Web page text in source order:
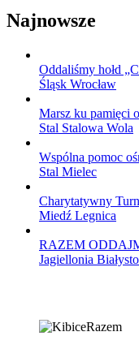
Najnowsze
Oddaliśmy hołd
Śląsk Wrocław
Marsz ku pamięci
Stal Stalowa Wola
Wspólna pomoc
Stal Mielec
Charytatywny
Miedź Legnica
RAZEM
Jagiellonia